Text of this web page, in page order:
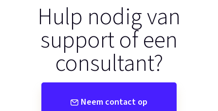
Hulp nodig van
support of een
consultant?
Neem contact op